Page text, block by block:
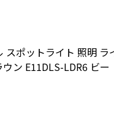
スポットライト 照明 ラ
ン E11DLS-LDR6 ビー